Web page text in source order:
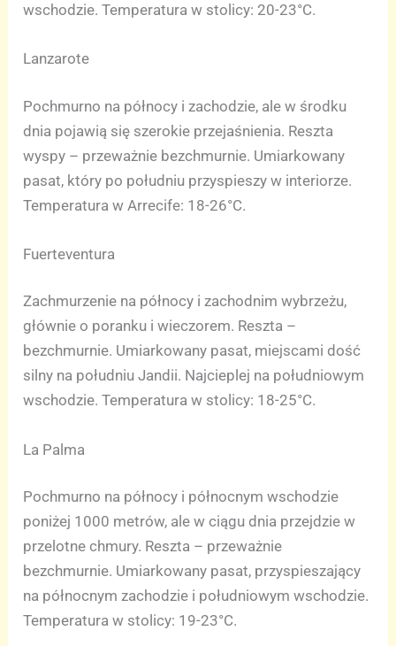
wschodzie. Temperatura w stolicy: 20-23°C.
Lanzarote
Pochmurno na północy i zachodzie, ale w środku
dnia pojawią się szerokie przejaśnienia. Reszta
wyspy – przeważnie bezchmurnie. Umiarkowany
pasat, który po południu przyspieszy w interiorze.
Temperatura w Arrecife: 18-26°C.
Fuerteventura
Zachmurzenie na północy i zachodnim wybrzeżu,
głównie o poranku i wieczorem. Reszta –
bezchmurnie. Umiarkowany pasat, miejscami dość
silny na południu Jandii. Najcieplej na południowym
wschodzie. Temperatura w stolicy: 18-25°C.
La Palma
Pochmurno na północy i północnym wschodzie
poniżej 1000 metrów, ale w ciągu dnia przejdzie w
przelotne chmury. Reszta – przeważnie
bezchmurnie. Umiarkowany pasat, przyspieszający
na północnym zachodzie i południowym wschodzie.
Temperatura w stolicy: 19-23°C.